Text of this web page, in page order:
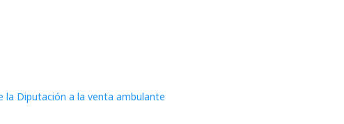
la Diputación a la venta ambulante